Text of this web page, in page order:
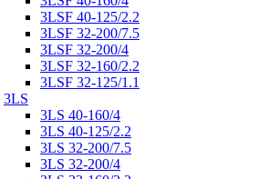
3LSF 40-125/2.2
3LSF 32-200/7.5
3LSF 32-200/4
3LSF 32-160/2.2
3LSF 32-125/1.1
3LS
3LS 40-160/4
3LS 40-125/2.2
3LS 32-200/7.5
3LS 32-200/4